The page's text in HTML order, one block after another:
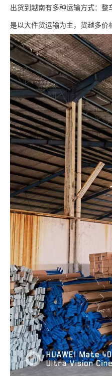
出货到越南有多种运输方式：
是以大件货运输为主，货越多价